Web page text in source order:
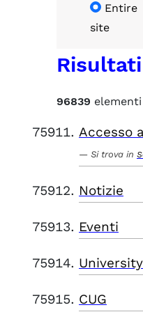
Entire
site
96839
Accesso
Si trova in
Notizie
Eventi
CUG